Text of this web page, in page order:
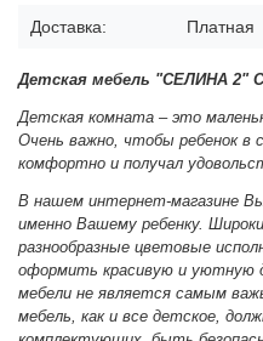
Доставка: Платная
Детская мебель "СЕЛИНА 2"
Детская комната – это
Очень важно, чтобы ребенок в
комфортно и получал
В нашем интернет-магазине
именно Вашему ребенку.
разнообразные цветовые
оформить красивую и уютную
мебели не является самым
мебель, как и все детское,